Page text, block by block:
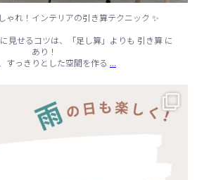
ゃれ！インテリアの引き算テクニック ✨
見せるコツは、「足し算」よりも 引き算 に
あり！
すっきりとした空間を作る ...
適に！室内でできる遊びアイデア 🌈
...